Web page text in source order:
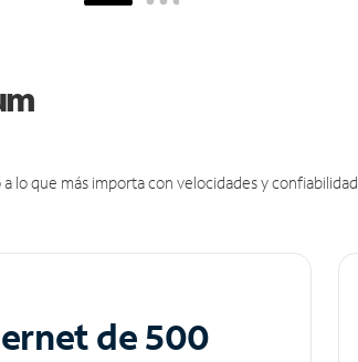
lo que más importa con velocidades y confiabilidad
de 500